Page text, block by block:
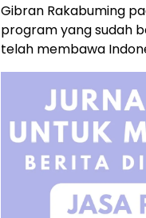
Gibran Rakabuming
program yang sudah
telah membawa